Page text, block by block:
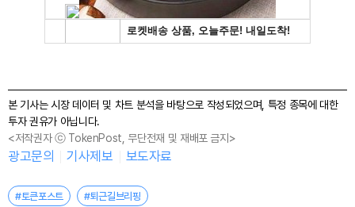
본 기사는 시장 데이터 및 차트 분석을 바탕으로 작성되었으며, 특정 종목에 대한
투자 권유가 아닙니다.
<저작권자 ⓒ TokenPost, 무단전재 및 재배포 금지>
광고문의 기사제보 보도자료
#토큰포스트 #퇴근길브리핑